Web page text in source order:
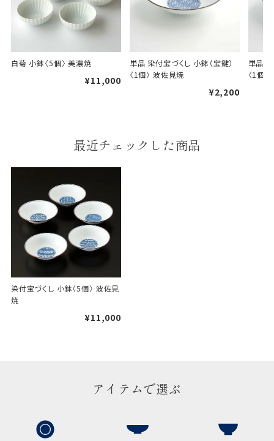
あります。
天掛け包装について
段ボールの上から熨斗紙・包
装紙をかける簡易包装（天掛
手提袋はお付けできません。
手提袋はお付けできません。
ご注文時に、ご希望枚数をご記入ください。
高さ
32.5cm
幅
9cm
白菊 小鉢〈5個〉 美濃焼
¥11,000
単品 染付宝づくし 小鉢（宝鍵）
〈1個〉 波佐見焼
¥2,200
単品
〈1個
最近チェックした商品
染付宝づくし 小鉢〈5個〉 波佐見
焼
¥11,000
アイテムで選ぶ